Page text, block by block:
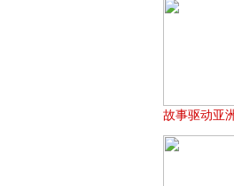
故事驱动亚